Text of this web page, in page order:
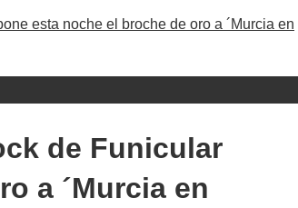
esta noche el broche de oro a ´Murcia en
de Funicular
a ´Murcia en